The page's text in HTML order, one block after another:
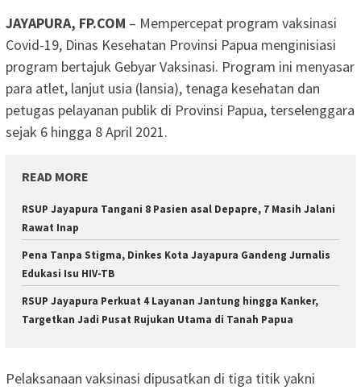
JAYAPURA, FP.COM – Mempercepat program vaksinasi
Covid-19, Dinas Kesehatan Provinsi Papua menginisiasi
program bertajuk Gebyar Vaksinasi. Program ini menyasar
para atlet, lanjut usia (lansia), tenaga kesehatan dan
petugas pelayanan publik di Provinsi Papua, terselenggara
sejak 6 hingga 8 April 2021.
READ MORE
RSUP Jayapura Tangani 8 Pasien asal Depapre, 7 Masih Jalani
Rawat Inap
Pena Tanpa Stigma, Dinkes Kota Jayapura Gandeng Jurnalis
Edukasi Isu HIV-TB
RSUP Jayapura Perkuat 4 Layanan Jantung hingga Kanker,
Targetkan Jadi Pusat Rujukan Utama di Tanah Papua
Pelaksanaan vaksinasi dipusatkan di tiga titik yakni